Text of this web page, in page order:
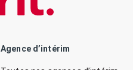
Agence d’intérim